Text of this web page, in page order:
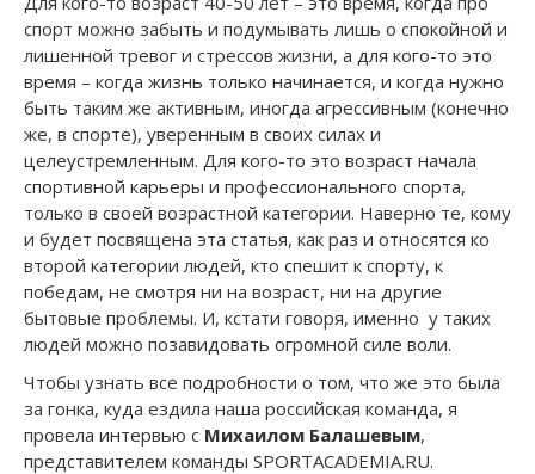
спорт можно забыть и подумывать лишь о спокойной и
лишенной тревог и стрессов жизни, а для кого-то это
время – когда жизнь только начинается, и когда нужно
быть таким же активным, иногда агрессивным (конечно
же, в спорте), уверенным в своих силах и
целеустремленным. Для кого-то это возраст начала
спортивной карьеры и профессионального спорта,
только в своей возрастной категории. Наверно те, кому
и будет посвящена эта статья, как раз и относятся ко
второй категории людей, кто спешит к спорту, к
победам, не смотря ни на возраст, ни на другие
бытовые проблемы. И, кстати говоря, именно у таких
людей можно позавидовать огромной силе воли.
Чтобы узнать все подробности о том, что же это была
за гонка, куда ездила наша российская команда, я
провела интервью с Михаилом Балашевым,
представителем команды SPORTACADEMIA.RU.